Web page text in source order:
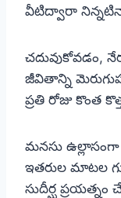
వీటిద్వారా
చదువుకోవడం,
జీవితాన్ని
ప్రతి రోజు కొంత
మనసు ఉల్లాసంగా
ఇతరుల మాటల
సుదీర్ఘ ప్రయత్నం